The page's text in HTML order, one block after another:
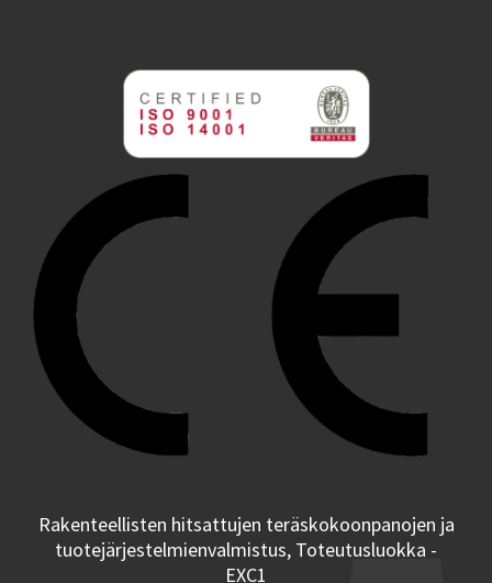
Rakenteellisten hitsattujen teräskokoonpanojen ja
tuotejärjestelmienvalmistus, Toteutusluokka -
EXC1